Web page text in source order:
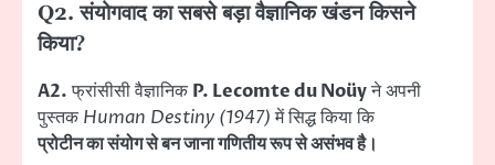
Q2. संयोगवाद का सबसे बड़ा वैज्ञानिक खंडन किसने
किया?
A2.फ्रांसीसी वैज्ञानिक P. Lecomte du Noüyने अपनी
पुस्तक Human Destiny (1947)में सिद्ध किया कि
प्रोटीन का संयोग से बन जाना गणितीय रूप से असंभव है।